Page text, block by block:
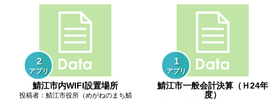
2
アプリ
鯖江市内WIFI設置場所
投稿者：鯖江市役所（めがねのまち鯖
1
アプリ
鯖江市一般会計決算（Ｈ24年
度）